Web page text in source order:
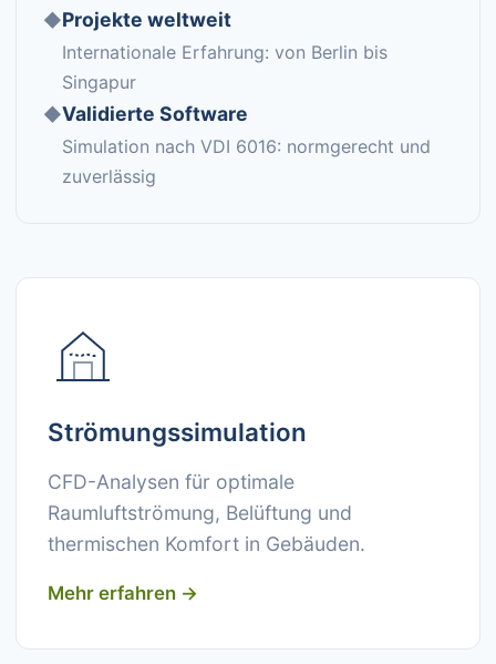
◆Projekte weltweit
Internationale Erfahrung: von Berlin bis
Singapur
◆Validierte Software
Simulation nach VDI 6016: normgerecht und
zuverlässig
Strömungssimulation
CFD-Analysen für optimale
Raumluftströmung, Belüftung und
thermischen Komfort in Gebäuden.
Mehr erfahren →